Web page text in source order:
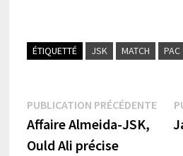
ÉTIQUETTÉ JSK MATCH PAC
Navigation
de
PUBLICATION PRÉCÉDENTE
Affaire Almeida-JSK,
Ould Ali précise